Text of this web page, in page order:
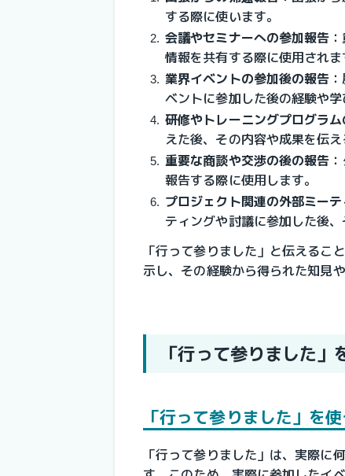
する際に使います。
会議やセミナーへの参加報告 ：
情報を共有する際に使用されま
業界イベントの参加後の報告 ：
ベントに参加した後の経験や
研修やトレーニングプログラ
えた後、その内容や成果を伝え
重要な商談や交渉の後の報告 ：
報告する際に使用します。
プロジェクト関連の外部ミー
ティングや討議に参加した後
「行って参りました」と伝えるこ
示し、その経験から得られた知見
「行って参りました
「行って参りました」を
「行って参りました」は、実際に